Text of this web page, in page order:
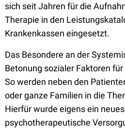
sich seit Jahren für die
Therapie in den
Krankenkassen eingesetzt.
Das Besondere an der
Betonung sozialer Faktoren
So werden neben den
oder ganze Familien in die
Hierfür wurde eigens ein
psychotherapeutische